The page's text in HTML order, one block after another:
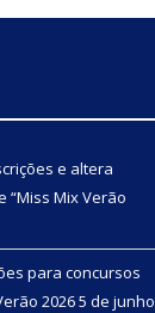
e altera
“Miss Mix Verão
para concursos
20265 de junho